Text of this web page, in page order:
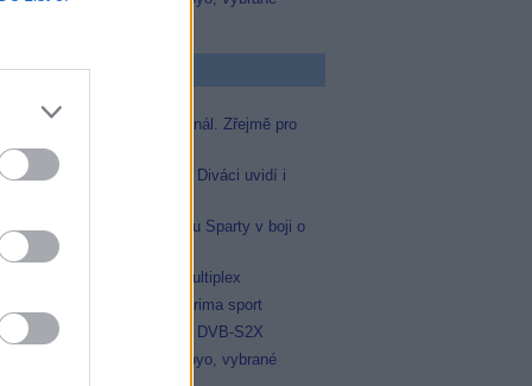
Zprávičky
Skylink spustil nový Test kanál. Zřejmě pro
Prima sport
zařadí Prima sport. Diváci uvidí i
Prima sport odvysílá i odvetu Sparty v boji o
mistrů
Operátor Du převzal další multiplex
Antik TV potvrdil zařazení Prima sport
Networks přešla na DVB-S2X
Niké liga opět komplet na Voyo, vybrané